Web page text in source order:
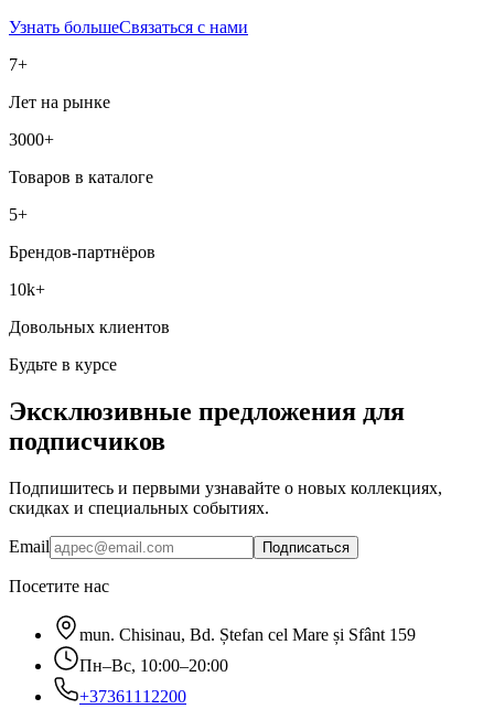
Узнать большеСвязаться с нами
7+
Лет на рынке
3000+
Товаров в каталоге
5+
Брендов-партнёров
10k+
Довольных клиентов
Будьте в курсе
Эксклюзивные предложения для
подписчиков
Подпишитесь и первыми узнавайте о новых коллекциях,
скидках и специальных событиях.
Email Подписаться
Посетите нас
mun. Chisinau, Bd. Ștefan cel Mare și Sfânt 159
Пн–Вс, 10:00–20:00
+37361112200